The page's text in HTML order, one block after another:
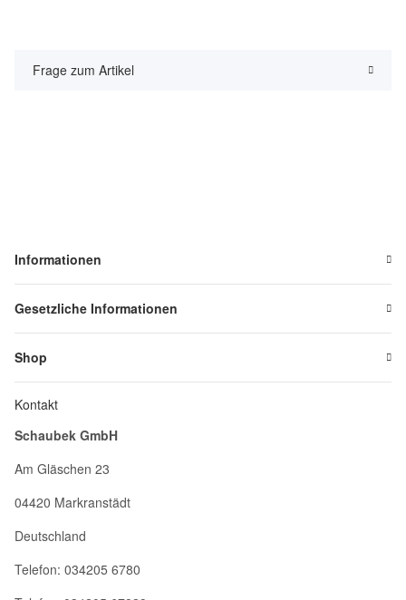
Frage zum Artikel
Informationen
Gesetzliche Informationen
Shop
Kontakt
Schaubek GmbH
Am Gläschen 23
04420 Markranstädt
Deutschland
Telefon: 034205 6780